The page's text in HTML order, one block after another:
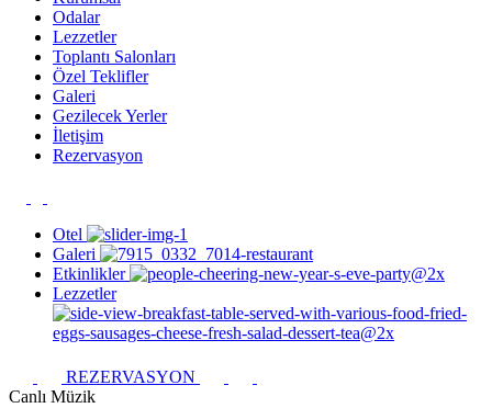
Odalar
Lezzetler
Toplantı Salonları
Özel Teklifler
Galeri
Gezilecek Yerler
İletişim
Rezervasyon
Otel
Galeri
Etkinlikler
Lezzetler
REZERVASYON
Canlı Müzik